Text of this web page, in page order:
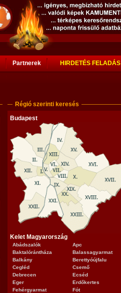
Partnerek HIRDETÉS FELADÁS
Régió szerinti keresés
Budapest
Kelet Magyarország
Abádszalók
Apc
Baktalórántháza
Balassagyarmat
Balkány
Berettyóújfalu
Cegléd
Csemő
Debrecen
Ecséd
Eger
Erdőkertes
Fehérgyarmat
Fót